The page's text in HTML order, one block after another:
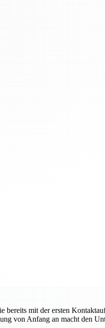
mit der ersten
von Anfang an macht den